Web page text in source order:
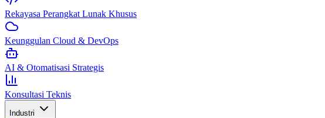
Rekayasa Perangkat Lunak Khusus
Keunggulan Cloud & DevOps
AI & Otomatisasi Strategis
Konsultasi Teknis
Industri